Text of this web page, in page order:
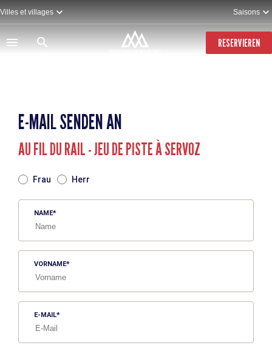
Direkt
zum
Inhalt
Villes et villages Saisons
RESERVIEREN
E-MAIL SENDEN AN
AU FIL DU RAIL - JEU DE PISTE À SERVOZ
Frau Herr
NAME
VORNAME
E-MAIL